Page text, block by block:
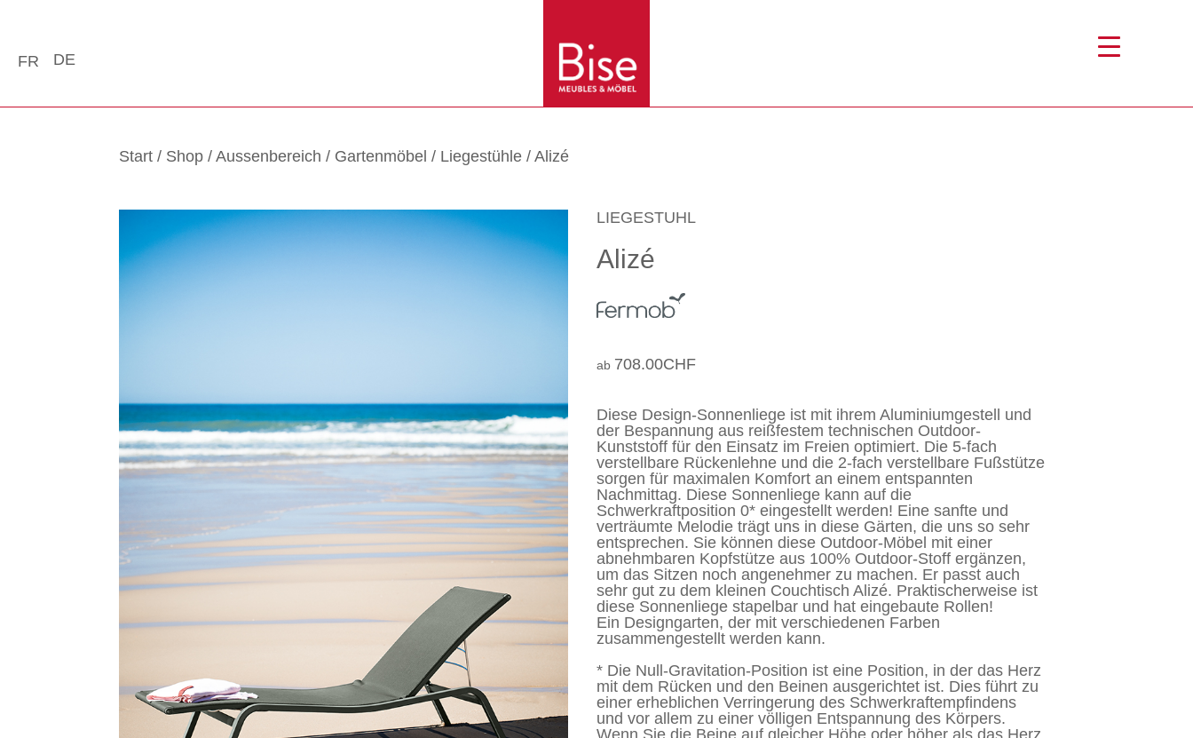
FR DE
Start / Shop /Aussenbereich / Gartenmöbel / Liegestühle / Alizé
LIEGESTUHL
Alizé
708.00CHF
Diese Design-Sonnenliege ist mit ihrem Aluminiumgestell und
der Bespannung aus reißfestem technischen Outdoor-
Kunststoff für den Einsatz im Freien optimiert. Die 5-fach
verstellbare Rückenlehne und die 2-fach verstellbare Fußstütze
sorgen für maximalen Komfort an einem entspannten
Nachmittag. Diese Sonnenliege kann auf die
Schwerkraftposition 0* eingestellt werden! Eine sanfte und
verträumte Melodie trägt uns in diese Gärten, die uns so sehr
entsprechen. Sie können diese Outdoor-Möbel mit einer
abnehmbaren Kopfstütze aus 100% Outdoor-Stoff ergänzen,
um das Sitzen noch angenehmer zu machen. Er passt auch
sehr gut zu dem kleinen Couchtisch Alizé. Praktischerweise ist
diese Sonnenliege stapelbar und hat eingebaute Rollen!
Ein Designgarten, der mit verschiedenen Farben
zusammengestellt werden kann.
* Die Null-Gravitation-Position ist eine Position, in der das Herz
mit dem Rücken und den Beinen ausgerichtet ist. Dies führt zu
einer erheblichen Verringerung des Schwerkraftempfindens
und vor allem zu einer völligen Entspannung des Körpers.
Wenn Sie die Beine auf gleicher Höhe oder höher als das Herz